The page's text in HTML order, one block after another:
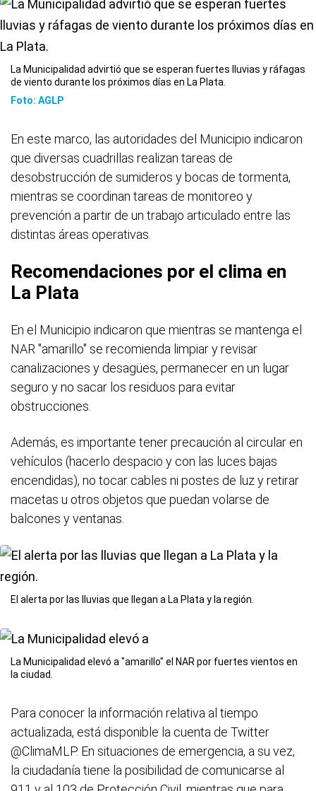
La Municipalidad advirtió que se esperan fuertes lluvias y ráfagas
de viento durante los próximos días en La Plata.
Foto: AGLP
En este marco, las autoridades del Municipio indicaron
que diversas cuadrillas realizan tareas de
desobstrucción de sumideros y bocas de tormenta,
mientras se coordinan tareas de monitoreo y
prevención a partir de un trabajo articulado entre las
distintas áreas operativas.
Recomendaciones por el clima en
La Plata
En el Municipio indicaron que mientras se mantenga el
NAR "amarillo" se recomienda limpiar y revisar
canalizaciones y desagües, permanecer en un lugar
seguro y no sacar los residuos para evitar
obstrucciones.
Además, es importante tener precaución al circular en
vehículos (hacerlo despacio y con las luces bajas
encendidas), no tocar cables ni postes de luz y retirar
macetas u otros objetos que puedan volarse de
balcones y ventanas.
El alerta por las lluvias que llegan a La Plata y la región.
La Municipalidad elevó a "amarillo" el NAR por fuertes vientos en
la ciudad.
Para conocer la información relativa al tiempo
actualizada, está disponible la cuenta de Twitter
@ClimaMLP. En situaciones de emergencia, a su vez,
la ciudadanía tiene la posibilidad de comunicarse al